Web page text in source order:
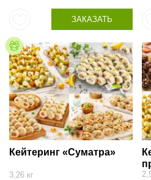
ЗАКАЗАТЬ
Кейтеринг «Суматра»
3,26 кг